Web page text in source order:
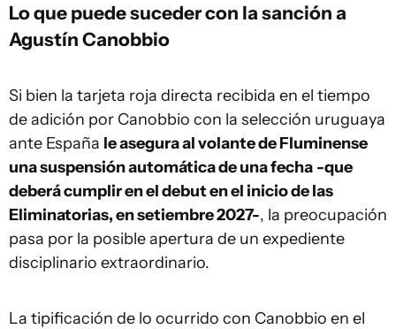
Lo que puede suceder con la sanción a
Agustín Canobbio
Si bien la tarjeta roja directa recibida en el tiempo
de adición por Canobbio con la selección uruguaya
ante España le asegura al volante de Fluminense
una suspensión automática de una fecha -que
deberá cumplir en el debut en el inicio de las
Eliminatorias, en setiembre 2027-, la preocupación
pasa por la posible apertura de un expediente
disciplinario extraordinario.
La tipificación de lo ocurrido con Canobbio en el